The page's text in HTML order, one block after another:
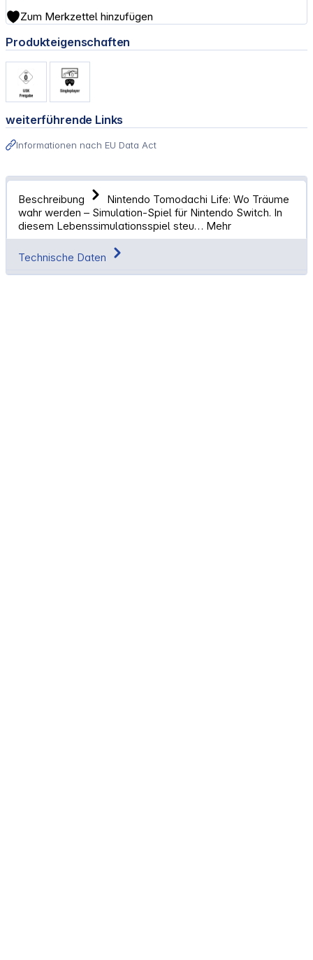
Zum Merkzettel hinzufügen
Produkteigenschaften
weiterführende Links
Informationen nach EU Data Act
Beschreibung
Nintendo Tomodachi Life: Wo Träume
wahr werden – Simulation-Spiel für Nintendo Switch. In
diesem Lebenssimulationsspiel steu… Mehr
Technische Daten